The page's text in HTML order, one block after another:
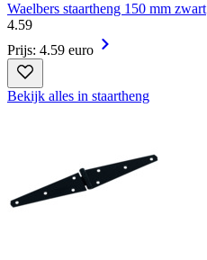
Waelbers staartheng 150 mm zwart
4.59
Prijs: 4.59 euro
Bekijk alles in staartheng